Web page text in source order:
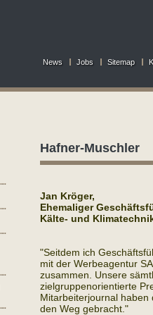
News Jobs Sitemap
Hafner-Muschler
Jan Kröger,
Ehemaliger
Kälte- und
"Seitdem ich
mit der Werbeagentur
zusammen. Unsere
zielgruppenorientierte
Mitarbeiterjournal haben
den Weg gebracht."